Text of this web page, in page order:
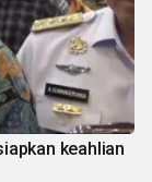
keahlian